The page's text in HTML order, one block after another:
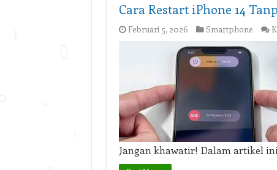
Cara Restart iPhone 14
Februari 5, 2026 Smartphone
Jangan khawatir! Dalam artikel